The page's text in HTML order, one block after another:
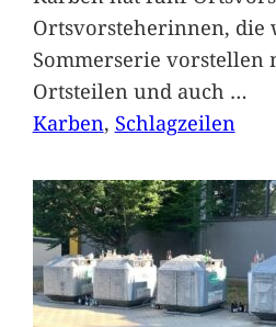
Ortsvorsteherinnen,
Sommerserie vorstellen
Ortsteilen und auch …
Karben, Schlagzeilen